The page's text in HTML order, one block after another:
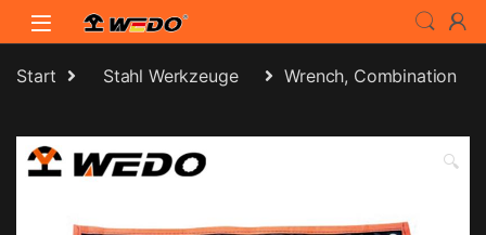
Skip to navigation
Skip to content
Start Stahl Werkzeuge Wrench, Combination
🔍